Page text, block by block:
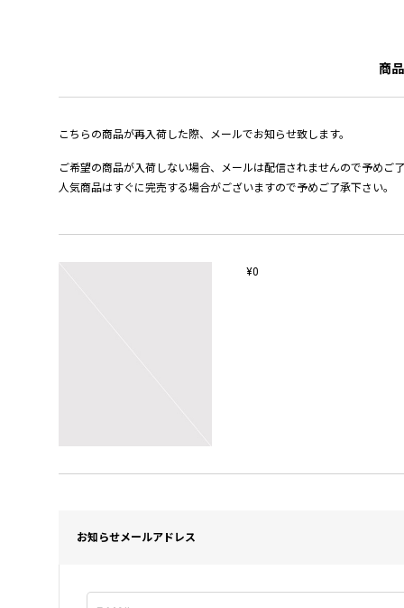
商
こちらの商品が再入荷した際、メールでお知らせ致します。
ご希望の商品が入荷しない場合、メールは配信されませんので予めご
人気商品はすぐに完売する場合がございますので予めご了承下さい。
¥0
お知らせメールアドレス